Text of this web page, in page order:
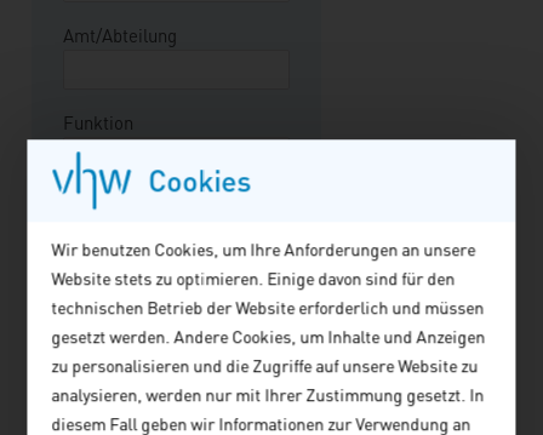
Cookies
Wir benutzen Cookies, um Ihre Anforderungen an unsere
Website stets zu optimieren. Einige davon sind für den
technischen Betrieb der Website erforderlich und müssen
gesetzt werden. Andere Cookies, um Inhalte und Anzeigen
zu personalisieren und die Zugriffe auf unsere Website zu
analysieren, werden nur mit Ihrer Zustimmung gesetzt. In
diesem Fall geben wir Informationen zur Verwendung an
Möglichkeiten zur Stärkung
in den Agglomerationen
näher betrachtet werden –
ganz nach dem Motto:
Stadtentwicklung muss das
Umland integrierten, die
Region wird die Stadt.
Amt/Abteilung
Funktion
Straße/Hausnummer*
Postleitzahl*
Ort*